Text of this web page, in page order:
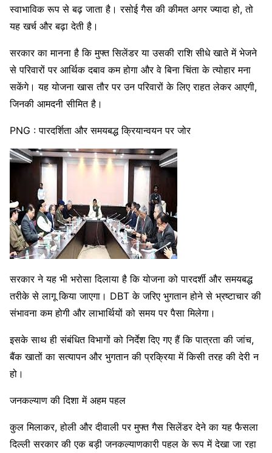
स्वाभाविक रूप से बढ़ जाता है। रसोई गैस की कीमत अगर ज्यादा हो, तो
यह खर्च और बढ़ा देती है।
सरकार का मानना है कि मुफ्त सिलेंडर या उसकी राशि सीधे खाते में भेजने
से परिवारों पर आर्थिक दबाव कम होगा और वे बिना चिंता के त्योहार मना
सकेंगे। यह योजना खास तौर पर उन परिवारों के लिए राहत लेकर आएगी,
जिनकी आमदनी सीमित है।
PNG : पारदर्शिता और समयबद्ध क्रियान्वयन पर जोर
सरकार ने यह भी भरोसा दिलाया है कि योजना को पारदर्शी और समयबद्ध
तरीके से लागू किया जाएगा। DBT के जरिए भुगतान होने से भ्रष्टाचार की
संभावना कम होगी और लाभार्थियों को समय पर पैसा मिलेगा।
इसके साथ ही संबंधित विभागों को निर्देश दिए गए हैं कि पात्रता की जांच,
बैंक खातों का सत्यापन और भुगतान की प्रक्रिया में किसी तरह की देरी न
हो।
जनकल्याण की दिशा में अहम पहल
कुल मिलाकर, होली और दीवाली पर मुफ्त गैस सिलेंडर देने का यह फैसला
दिल्ली सरकार की एक बड़ी जनकल्याणकारी पहल के रूप में देखा जा रहा